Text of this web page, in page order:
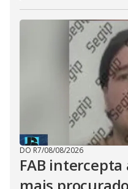
DO R7/08/08/2026
FAB